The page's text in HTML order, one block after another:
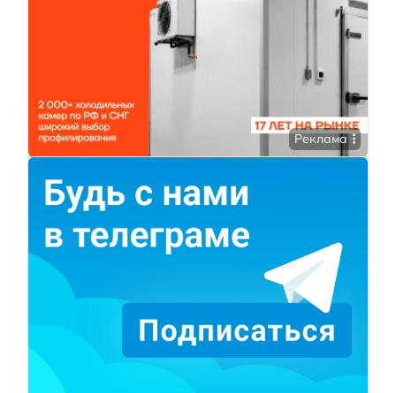
Реклама